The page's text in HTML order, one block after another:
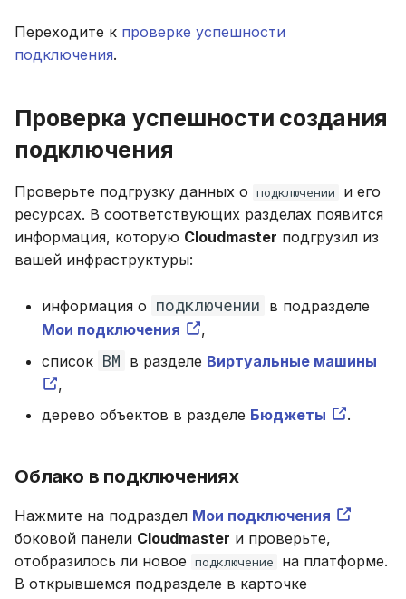
Переходите к проверке успешности
подключения.
Проверка успешности создания
подключения
Проверьте подгрузку данных о подключении
и его
ресурсах. В соответствующих разделах появится
информация, которую Cloudmaster подгрузил из
вашей инфраструктуры:
информация о подключении в подразделе
Мои подключения
,
список ВМ в разделе Виртуальные машины
,
дерево объектов в разделе Бюджеты .
Облако в подключениях
Нажмите на подраздел Мои подключения
боковой панели Cloudmaster и проверьте,
отобразилось ли новое подключение
на платформе.
В открывшемся подразделе в карточке